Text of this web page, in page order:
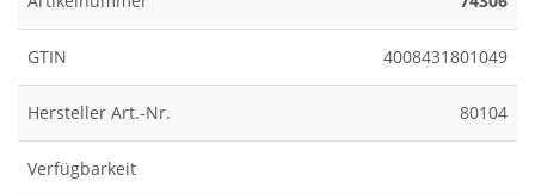
GTIN 4008431801049
Hersteller Art.-Nr. 80104
Verfügbarkeit